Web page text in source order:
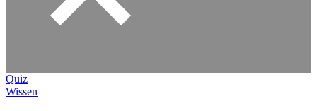
Quiz
Wissen